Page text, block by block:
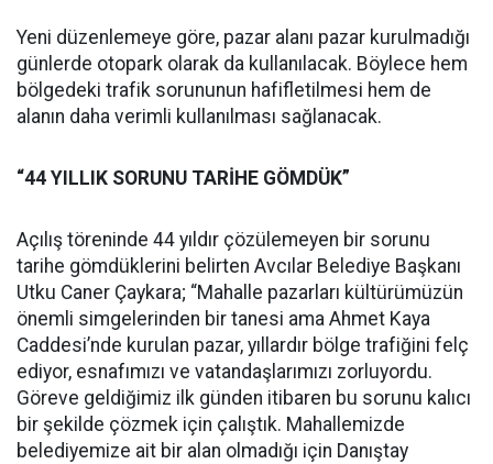
Yeni düzenlemeye göre, pazar alanı pazar kurulmadığı
günlerde otopark olarak da kullanılacak. Böylece hem
bölgedeki trafik sorununun hafifletilmesi hem de
alanın daha verimli kullanılması sağlanacak.
“44 YILLIK SORUNU TARİHE GÖMDÜK”
Açılış töreninde 44 yıldır çözülemeyen bir sorunu
tarihe gömdüklerini belirten Avcılar Belediye Başkanı
Utku Caner Çaykara; “Mahalle pazarları kültürümüzün
önemli simgelerinden bir tanesi ama Ahmet Kaya
Caddesi’nde kurulan pazar, yıllardır bölge trafiğini felç
ediyor, esnafımızı ve vatandaşlarımızı zorluyordu.
Göreve geldiğimiz ilk günden itibaren bu sorunu kalıcı
bir şekilde çözmek için çalıştık. Mahallemizde
belediyemize ait bir alan olmadığı için Danıştay